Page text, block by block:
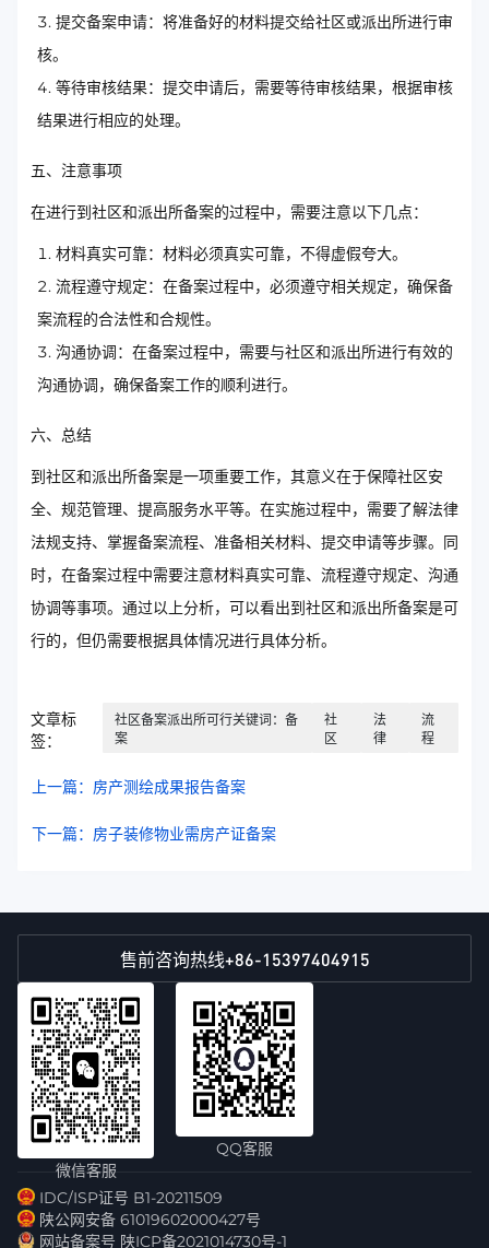
提交备案申请：将准备好的材料提交给社区或派出所进行审
核。
等待审核结果：提交申请后，需要等待审核结果，根据审核
结果进行相应的处理。
五、注意事项
在进行到社区和派出所备案的过程中，需要注意以下几点：
材料真实可靠：材料必须真实可靠，不得虚假夸大。
流程遵守规定：在备案过程中，必须遵守相关规定，确保备
案流程的合法性和合规性。
沟通协调：在备案过程中，需要与社区和派出所进行有效的
沟通协调，确保备案工作的顺利进行。
六、总结
到社区和派出所备案是一项重要工作，其意义在于保障社区安
全、规范管理、提高服务水平等。在实施过程中，需要了解法律
法规支持、掌握备案流程、准备相关材料、提交申请等步骤。同
时，在备案过程中需要注意材料真实可靠、流程遵守规定、沟通
协调等事项。通过以上分析，可以看出到社区和派出所备案是可
行的，但仍需要根据具体情况进行具体分析。
文章标
签：
社区备案派出所可行关键词：备
案
社
区
法
律
流
程
上一篇：房产测绘成果报告备案
下一篇：房子装修物业需房产证备案
售前咨询热线+86-15397404915
微信客服
QQ客服
IDC/ISP证号 B1-20211509
陕公网安备 61019602000427号
网站备案号 陕ICP备2021014730号-1